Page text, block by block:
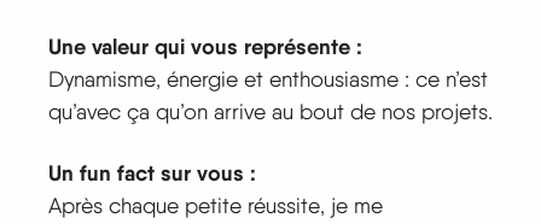
Une valeur qui vous représente :
Dynamisme, énergie et enthousiasme : ce n’est
qu’avec ça qu’on arrive au bout de nos projets.
Un fun fact sur vous :
Après chaque petite réussite, je me